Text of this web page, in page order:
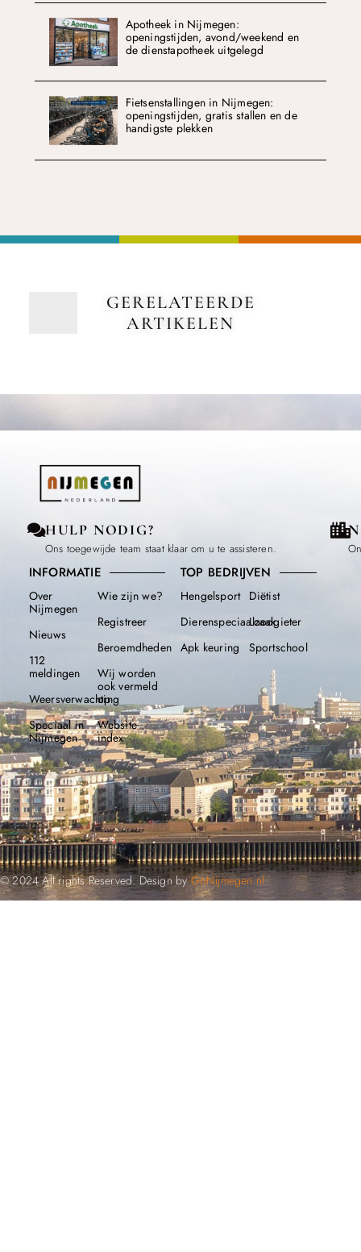
Apotheek in Nijmegen:
openingstijden, avond/weekend en
de dienstapotheek uitgelegd
Fietsenstallingen in Nijmegen:
openingstijden, gratis stallen en de
handigste plekken
GERELATEERDE
ARTIKELEN
HULP NODIG?
Ons toegewijde team staat klaar om u te assisteren.
INFORMATIE
Over
Nijmegen
Nieuws
112
meldingen
Weersverwachting
Speciaal in
Nijmegen
Wie zijn we?
Registreer
Beroemdheden​
Wij worden
ook vermeld
op
Website
index
TOP BEDRIJVEN
Hengelsport
Dierenspeciaalzaak
Apk keuring
Diëtist
Loodgieter
Sportschool
© 2024 All rights Reserved. Design byGoNijmegen.nl